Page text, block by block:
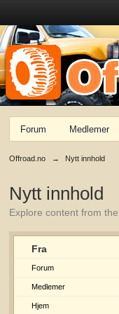
Forum Medlemer
Offroad.no → Nytt innhold
Nytt innhold
Explore content from
Fra
Forum
Medlemer
Hjem